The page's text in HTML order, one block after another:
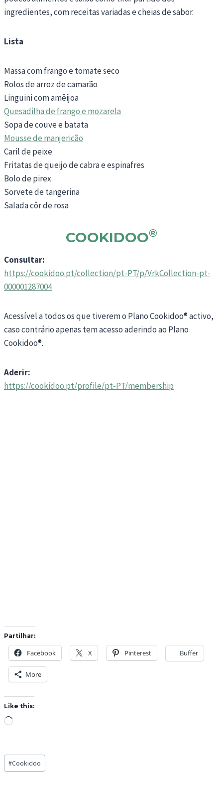
ingredientes, com receitas variadas e cheias de sabor.
Lista
Massa com frango e tomate seco
Rolos de arroz de camarão
Linguini com amêijoa
Quesadilha de frango e mozarela
Sopa de couve e batata
Mousse de manjericão
Caril de peixe
Fritatas de queijo de cabra e espinafres
Bolo de pirex
Sorvete de tangerina
Salada côr de rosa
COOKIDOO®
Consultar:
https://cookidoo.pt/collection/pt-PT/p/VrkCollection-pt-
000001287004
Acessível a todos os que tiverem o Plano Cookidoo® activo,
caso contrário apenas tem acesso aderindo ao Plano
Cookidoo®.
Aderir:
https://cookidoo.pt/profile/pt-PT/membership
Partilhar:
Facebook X Pinterest Buffer
More
Like this:
L
d
i
Post
Tags:
#Cookidoo